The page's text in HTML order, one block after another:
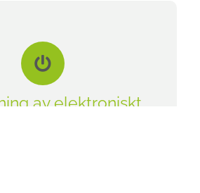
av elektroniskt
avfall från företag.
med hämtning eller frakt.